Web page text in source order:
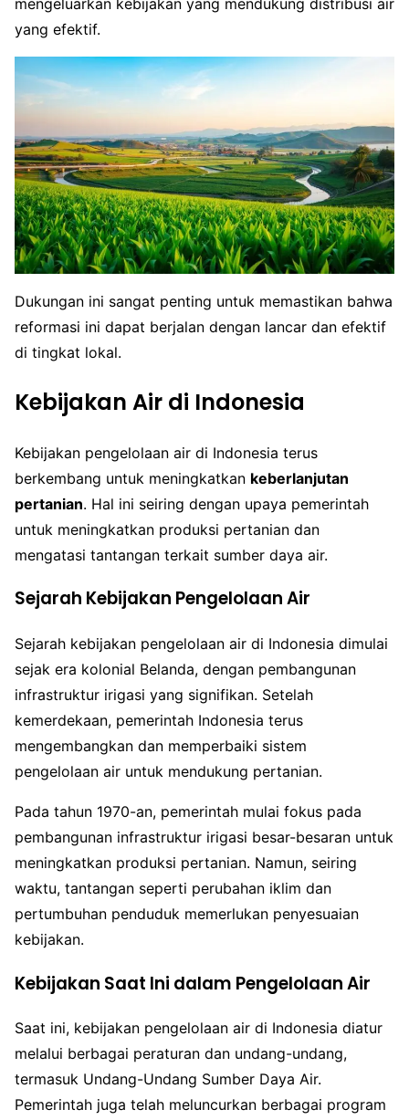
yang efektif.
Dukungan ini sangat penting untuk memastikan bahwa
reformasi ini dapat berjalan dengan lancar dan efektif
di tingkat lokal.
Kebijakan Air di Indonesia
Kebijakan pengelolaan air di Indonesia terus
berkembang untuk meningkatkan keberlanjutan
pertanian. Hal ini seiring dengan upaya pemerintah
untuk meningkatkan produksi pertanian dan
mengatasi tantangan terkait sumber daya air.
Sejarah Kebijakan Pengelolaan Air
Sejarah kebijakan pengelolaan air di Indonesia dimulai
sejak era kolonial Belanda, dengan pembangunan
infrastruktur irigasi yang signifikan. Setelah
kemerdekaan, pemerintah Indonesia terus
mengembangkan dan memperbaiki sistem
pengelolaan air untuk mendukung pertanian.
Pada tahun 1970-an, pemerintah mulai fokus pada
pembangunan infrastruktur irigasi besar-besaran untuk
meningkatkan produksi pertanian. Namun, seiring
waktu, tantangan seperti perubahan iklim dan
pertumbuhan penduduk memerlukan penyesuaian
kebijakan.
Kebijakan Saat Ini dalam Pengelolaan Air
Saat ini, kebijakan pengelolaan air di Indonesia diatur
melalui berbagai peraturan dan undang-undang,
termasuk Undang-Undang Sumber Daya Air.
Pemerintah juga telah meluncurkan berbagai program